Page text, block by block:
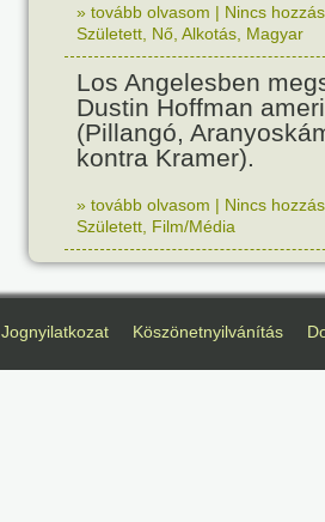
» tovább olvasom | Nincs
Született Nő Alkotás Magyar
Los Angelesben
Dustin Hoffman
(Pillangó,
kontra Kramer).
» tovább olvasom | Nincs
Született Film/Média
Jognyilatkozat Köszönetnyilvánítás